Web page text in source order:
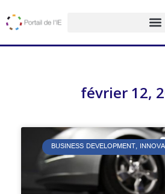
février 12,
BUSINESS DEVELOPMENT,